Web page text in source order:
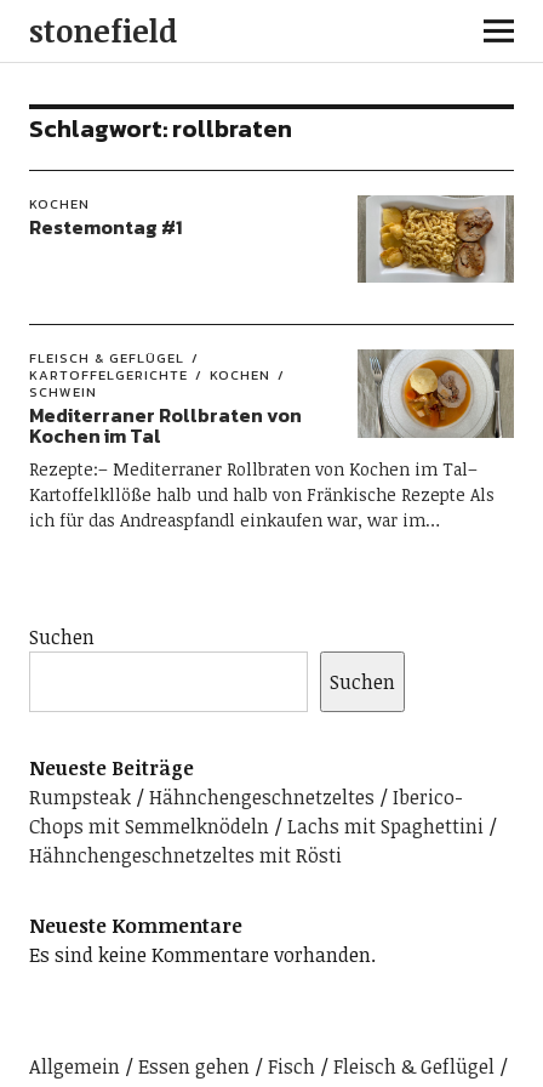
stonefield
Schlagwort:rollbraten
KOCHEN
Restemontag #1
FLEISCH & GEFLÜGEL
KARTOFFELGERICHTE
KOCHEN
SCHWEIN
Mediterraner Rollbraten von
Kochen im Tal
Rezepte:– Mediterraner Rollbraten von Kochen im Tal–
Kartoffelkllöße halb und halb von Fränkische Rezepte Als
ich für das Andreaspfandl einkaufen war, war im…
Suchen
Suchen
Neueste Beiträge
Rumpsteak
Hähnchengeschnetzeltes
Iberico-
Chops mit Semmelknödeln
Lachs mit Spaghettini
Hähnchengeschnetzeltes mit Rösti
Neueste Kommentare
Es sind keine Kommentare vorhanden.
Allgemein Essen gehen Fisch
Fleisch & Geflügel